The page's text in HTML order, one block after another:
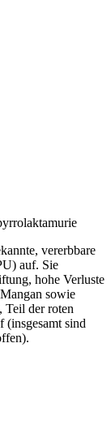
vererbbare
auf. Sie
hohe Verluste
sowie
Teil der roten
sind